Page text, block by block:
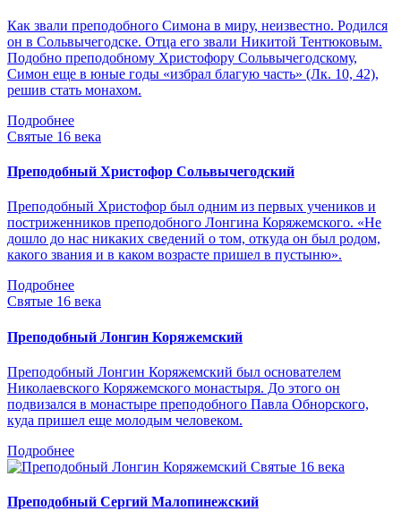
Как звали преподобного Симона в миру, неизвестно. Родился
он в Сольвычегодске. Отца его звали Никитой Тентюковым.
Подобно преподобному Христофору Сольвычегодскому,
Симон еще в юные годы «избрал благую часть» (Лк. 10, 42),
решив стать монахом.
Подробнее
Святые 16 века
Преподобный Христофор Сольвычегодский
Преподобный Христофор был одним из первых учеников и
постриженников преподобного Лонгина Коряжемского. «Не
дошло до нас никаких сведений о том, откуда он был родом,
какого звания и в каком возрасте пришел в пустыню».
Подробнее
Святые 16 века
Преподобный Лонгин Коряжемский
Преподобный Лонгин Коряжемский был основателем
Николаевского Коряжемского монастыря. До этого он
подвизался в монастыре преподобного Павла Обнорского,
куда пришел еще молодым человеком.
Подробнее
Святые 16 века
Преподобный Сергий Малопинежский